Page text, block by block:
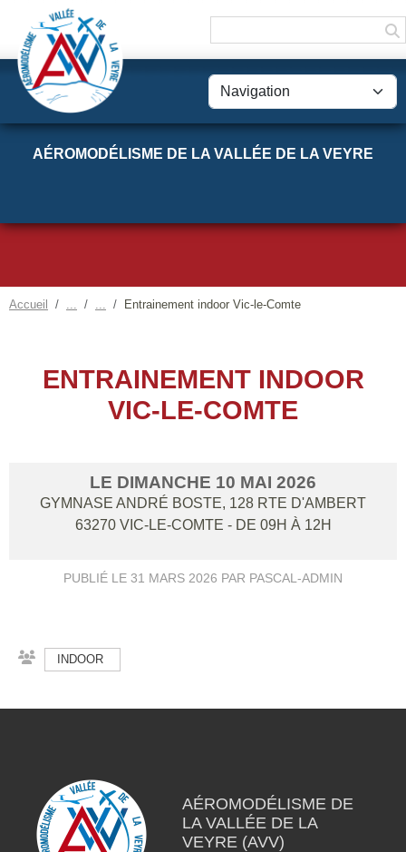
AÉROMODÉLISME DE LA VALLÉE DE LA VEYRE
Accueil Entrainement indoor Vic-le-Comte
ENTRAINEMENT INDOOR
VIC-LE-COMTE
LE DIMANCHE 10 MAI 2026
GYMNASE ANDRÉ BOSTE, 128 RTE D'AMBERT
63270 VIC-LE-COMTE - DE 09H À 12H
PUBLIÉ LE 31 MARS 2026 PAR PASCAL-ADMIN
INDOOR
AÉROMODÉLISME DE
LA VALLÉE DE LA
VEYRE (AVV)
Panneau de gestion des cookies